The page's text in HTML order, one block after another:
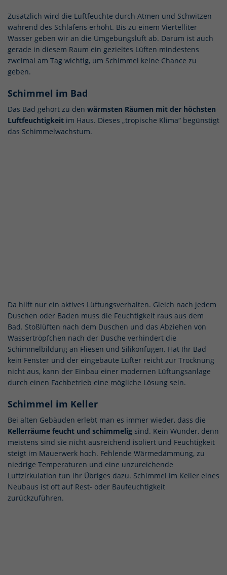
Zusätzlich wird die Luftfeuchte durch Atmen und Schwitzen
während des Schlafens erhöht. Bis zu einem Viertelliter
Wasser geben wir an die Umgebungsluft ab. Darum ist auch
gerade in diesem Raum ein gezieltes Lüften mindestens
zweimal am Tag wichtig, um Schimmel keine Chance zu
geben.
Schimmel im Bad
Das Bad gehört zu den wärmsten Räumen mit der höchsten
Luftfeuchtigkeit im Haus. Dieses „tropische Klima“ begünstigt
das Schimmelwachstum.
Da hilft nur ein aktives Lüftungsverhalten. Gleich nach jedem
Duschen oder Baden muss die Feuchtigkeit raus aus dem
Bad. Stoßlüften nach dem Duschen und das Abziehen von
Wassertröpfchen nach der Dusche verhindert die
Schimmelbildung an Fliesen und Silikonfugen. Hat Ihr Bad
kein Fenster und der eingebaute Lüfter reicht zur Trocknung
nicht aus, kann der Einbau einer modernen Lüftungsanlage
durch einen Fachbetrieb eine mögliche Lösung sein.
Schimmel im Keller
Bei alten Gebäuden erlebt man es immer wieder, dass die
Kellerräume feucht und schimmelig sind. Kein Wunder, denn
meistens sind sie nicht ausreichend isoliert und Feuchtigkeit
steigt im Mauerwerk hoch. Fehlende Wärmedämmung, zu
niedrige Temperaturen und eine unzureichende
Luftzirkulation tun ihr Übriges dazu. Schimmel im Keller eines
Neubaus ist oft auf Rest- oder Baufeuchtigkeit
zurückzuführen.